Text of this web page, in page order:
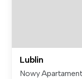
Lublin
Nowy